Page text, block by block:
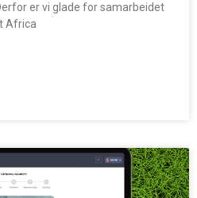
er vi glade for samarbeidet
Africa